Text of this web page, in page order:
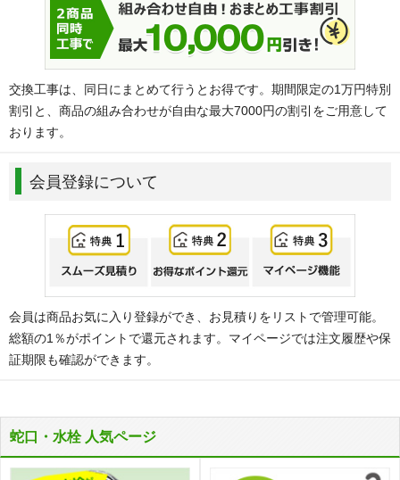
交換工事は、同日にまとめて行うとお得です。期間限定の1万円特別
割引と、商品の組み合わせが自由な最大7000円の割引をご用意して
おります。
会員登録について
会員は商品お気に入り登録ができ、お見積りをリストで管理可能。
総額の1％がポイントで還元されます。マイページでは注文履歴や保
証期限も確認ができます。
蛇口・水栓 人気ページ